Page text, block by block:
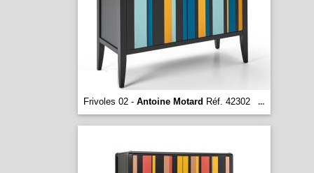
Frivoles 02 - Antoine Motard Réf. 42302 ...